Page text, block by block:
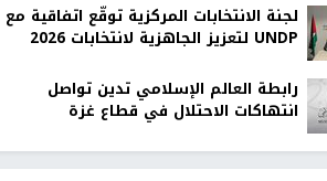
لجنة الانتخابات المركزية توقّع اتفاقية مع
UNDP لتعزيز الجاهزية لانتخابات 2026
رابطة العالم الإسلامي تدين تواصل
انتهاكات الاحتلال في قطاع غزة